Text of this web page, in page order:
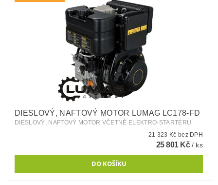
DIESLOVÝ, NAFTOVÝ MOTOR LUMAG LC178-FD
DIESLOVÝ, NAFTOVÝ MOTOR VČETNĚ ELEKTRO-STARTÉRU
21 323 Kč bez DPH
25 801 Kč/ ks